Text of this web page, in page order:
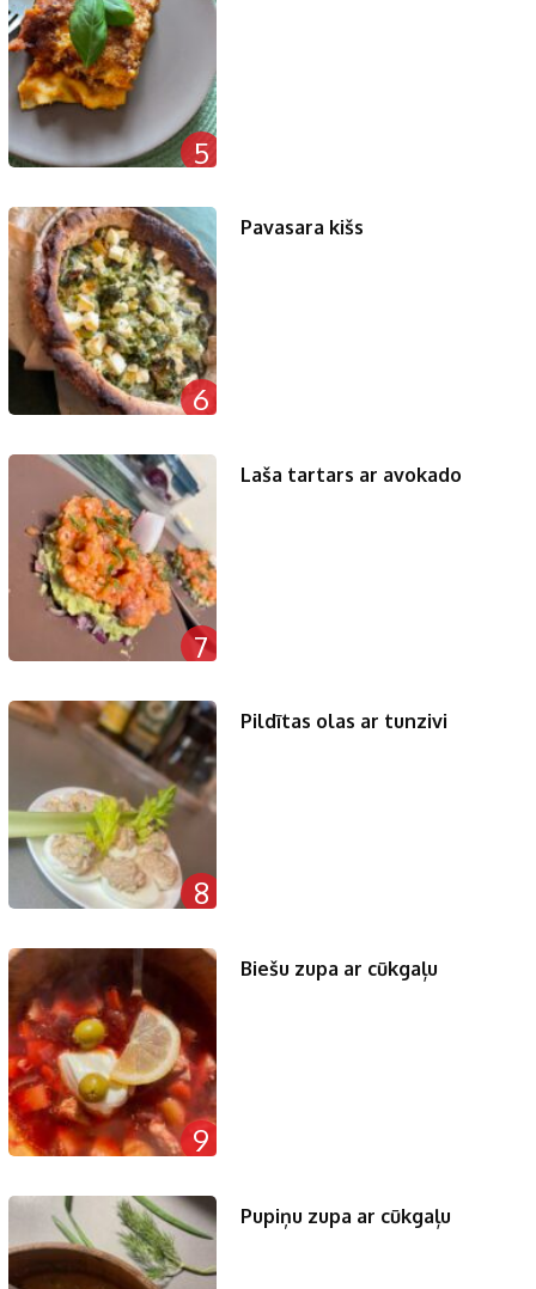
5
6
Pavasara kišs
7
Laša tartars ar avokado
8
Pildītas olas ar tunzivi
9
Biešu zupa ar cūkgaļu
Pupiņu zupa ar cūkgaļu